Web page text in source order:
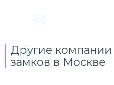
Другие
замков в Москве